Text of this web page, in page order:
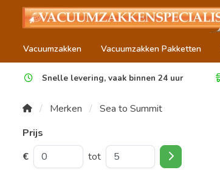
Vacuumzakken Vacuumzakken Pakketten
Snelle levering, vaak binnen 24 uur
Merken
Sea to Summit
Prijs
€
tot